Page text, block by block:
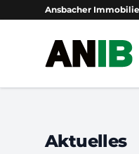
Ansbacher
Ansbacher
Aktuelles